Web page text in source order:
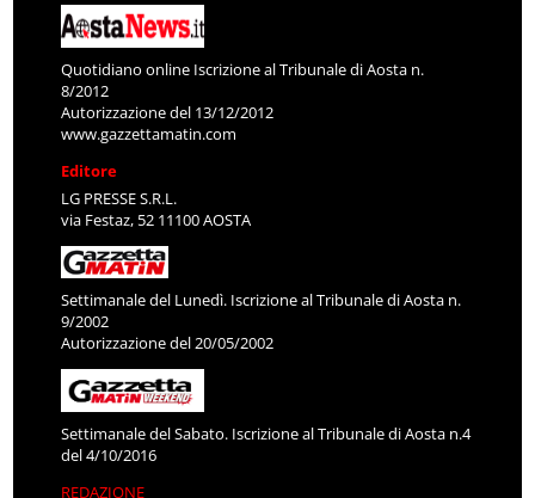
Quotidiano online Iscrizione al Tribunale di Aosta n.
8/2012
Autorizzazione del 13/12/2012
www.gazzettamatin.com
Editore
LG PRESSE S.R.L.
via Festaz, 52 11100 AOSTA
Settimanale del Lunedì. Iscrizione al Tribunale di Aosta n.
9/2002
Autorizzazione del 20/05/2002
Settimanale del Sabato. Iscrizione al Tribunale di Aosta n.4
del 4/10/2016
REDAZIONE